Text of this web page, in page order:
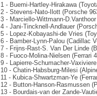
1 - Buemi-Hartley-Hirakawa
2 - Stevens-Nato-Ilott (Porsche
3 - Marciello-Wittmann-
4 - Jani-Tincknell-Andlauer
5 - Lopez-Kobayashi-de Vries
6 - Bamber-Lynn-Palou (Cadillac
7 - Frijns-Rast-S. Van Der Linde
8 - Fuoco-Molina-Nielsen (Ferrari
9 - Lapierre-Schumacher-
10 - Chatin-Habsburg-Milesi
11 - Kubica-Shwartzman-Ye
12 - Button-Hanson-Rasmussen
13 - Bourdais-van der Zande-